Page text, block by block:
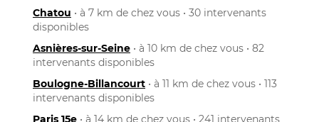
Chatou • à 7 km de chez vous • 30 intervenants
disponibles
Asnières-sur-Seine • à 10 km de chez vous • 82
intervenants disponibles
Boulogne-Billancourt • à 11 km de chez vous • 113
intervenants disponibles
Paris 15e • à 14 km de chez vous • 241 intervenants